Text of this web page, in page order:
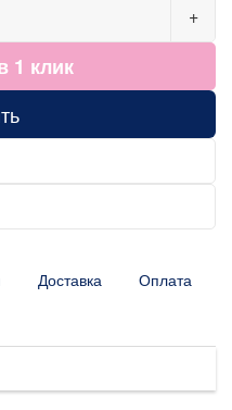
+
1 клик
Доставка Оплата